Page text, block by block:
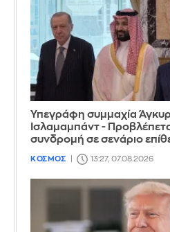
Υπεγράφη συμμαχία
Ισλαμαμπάντ -
συνδρομή σε σενάριο
ΚΟΣΜΟΣ 13:27, 07.08.2026